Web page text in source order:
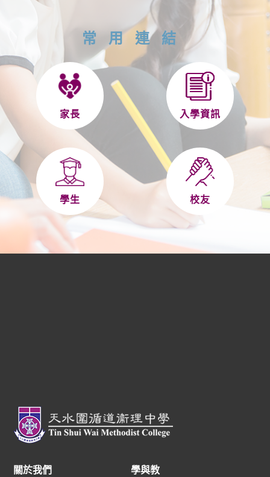
常用連結
家長 入學資訊
學生 校友
關於我們 學與教